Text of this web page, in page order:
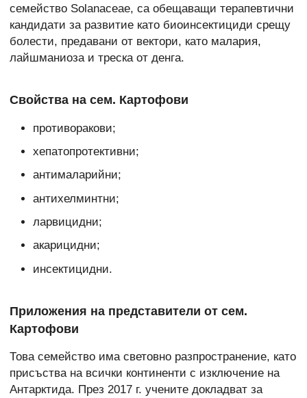
семейство Solanaceae, са обещаващи терапевтични
кандидати за развитие като биоинсектициди срещу
болести, предавани от вектори, като малария,
лайшманиоза и треска от денга.
Свойства на сем. Картофови
противоракови;
хепатопротективни;
антималарийни;
антихелминтни;
ларвицидни;
акарицидни;
инсектицидни.
Приложения на представители от сем.
Картофови
Това семейство има световно разпространение, като
присъства на всички континенти с изключение на
Антарктида. През 2017 г. учените докладват за